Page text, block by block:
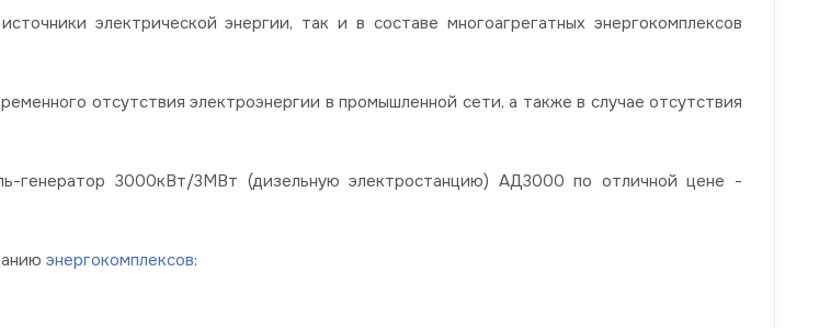
электрической энергии, так и в составе многоагрегатных энергокомплексов
отсутствия электроэнергии в промышленной сети, а также в случае отсутствия
генератор 3000кВт/3МВт (дизельную электростанцию) АД3000 по отличной цене -
энергокомплексов: